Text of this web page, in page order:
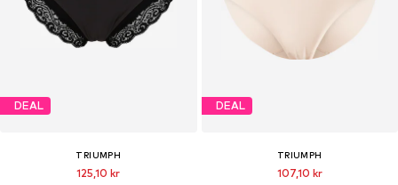
DEAL
TRIUMPH
125,10 kr
DEAL
TRIUMPH
107,10 kr